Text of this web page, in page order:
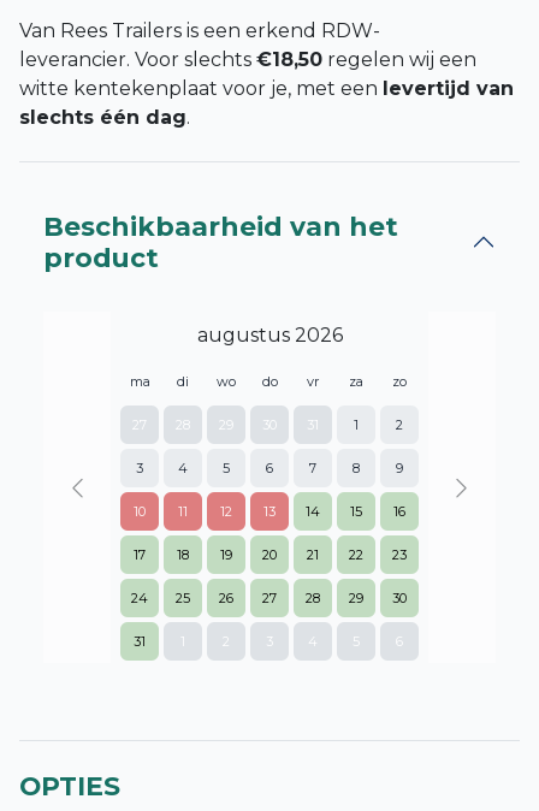
Van Rees Trailers is een erkend RDW-
leverancier. Voor slechts €18,50 regelen wij een
witte kentekenplaat voor je, met een levertijd van
slechts één dag.
Beschikbaarheid van het
product
augustus 2026
ma di wo do vr za zo
27 28 29 30 31 1 2
3 4 5 6 7 8 9
10 11 12 13 14 15 16
17 18 19 20 21 22 23
24 25 26 27 28 29 30
31 1 2 3 4 5 6
Previous Next
OPTIES